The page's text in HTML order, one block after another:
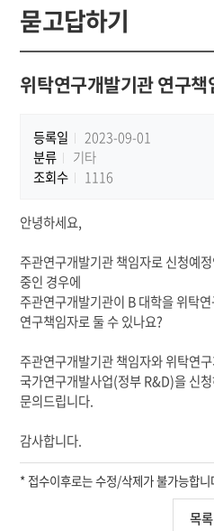
묻고답하기
위탁연구개발기관 연구책
등록일
2023-09-01
분류
기타
조회수
1116
안녕하세요,
주관연구개발기관 책임자로 신청예
중인 경우에
주관연구개발기관이 B 대학을 위탁
연구책임자로 둘 수 있나요?
주관연구개발기관 책임자와 위탁연
국가연구개발사업(정부 R&D)을 신
문의드립니다.
감사합니다.
* 접수이후로는 수정/삭제가 불가능합니
목록